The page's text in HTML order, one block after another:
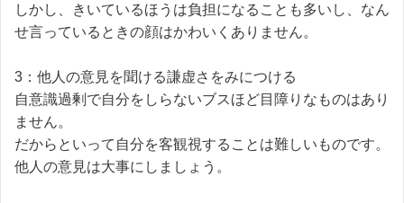
しかし、きいているほうは負担になることも多いし、なん
せ言っているときの顔はかわいくありません。
3：他人の意見を聞ける謙虚さをみにつける
自意識過剰で自分をしらないブスほど目障りなものはあり
ません。
だからといって自分を客観視することは難しいものです。
他人の意見は大事にしましょう。